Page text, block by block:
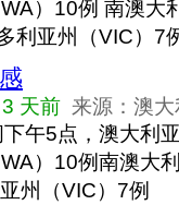
）10例 南澳大
利亚州（VIC）7
3 天前 来源：澳
午5点，澳大利
）10例南澳大
州（VIC）7例